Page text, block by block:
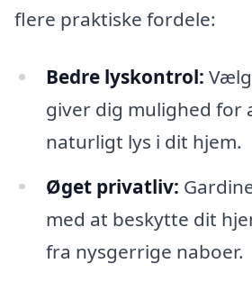
flere praktiske fordele:
Bedre lyskontrol:
giver dig mulighed for
naturligt lys i dit hjem.
Øget privatliv:
med at beskytte dit
fra nysgerrige naboer.